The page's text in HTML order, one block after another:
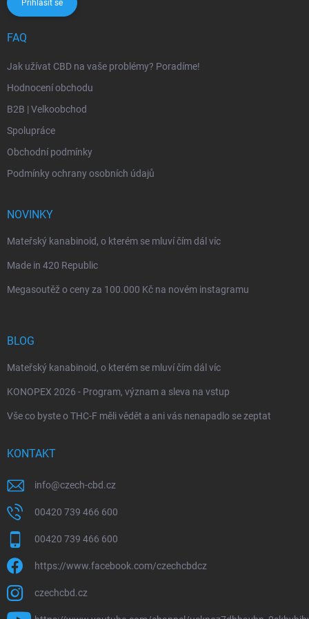
Přihlásit se
FAQ
Jak užívat CBD na vaše problémy? Poradíme!
Hodnocení obchodu
B2B | Velkoobchod
Spolupráce
Obchodní podmínky
Podmínky ochrany osobních údajů
NOVINKY
Mateřský kanabinoid, o kterém se mluví čím dál víc
Made in 420 Republic
Megasoutěž o ceny za 100.000 Kč na novém instagramu
BLOG
Mateřský kanabinoid, o kterém se mluví čím dál víc
KONOPEX 2026 - Program, význam a sleva na vstup
Vše co byste o THC-F měli vědět a ani vás nenapadlo se zeptat
KONTAKT
info@czech-cbd.cz
00420 739 466 600
00420 739 466 600
https://www.facebook.com/czechcbdcz
czechcbd.cz